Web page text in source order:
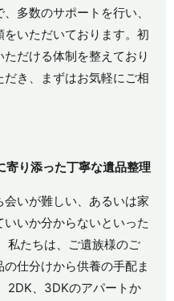
多数のサポートを行い、
いただいております。初
だける体制を整えており
き、まずはお気軽にご相
寄り添った丁寧な遺品整理
いが難しい、あるいは家
いか分からないといった
私たちは、ご遺族様のご
仕分けから供養の手配ま
2DK、 3DKのアパートか